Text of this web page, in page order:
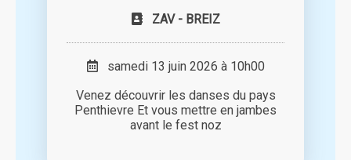
ZAV - BREIZ
samedi 13 juin 2026 à 10h00
Venez découvrir les danses du pays
Penthievre Et vous mettre en jambes
avant le fest noz